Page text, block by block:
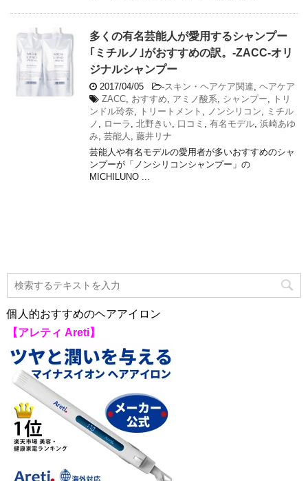
多くの有名芸能人が愛用するシャンプー
｢ミチルノ｣がおすすめの訳。-ZACC-オリ
ジナルシャンプー
2017/04/05 -スキン・ヘアケア関連 ヘアケア
ZACC おすすめ アミノ酸系 シャンプー
トリ
ンドル玲奈
トリートメント ノンシリコン
ミチル
ノ
ローラ 北野きい 口コミ 有名モデル 浜崎あゆ
み 芸能人
藤井リナ
芸能人や有名モデルの愛用者が多いおすすめのシャ
ンプーが「ノンシリコンシャンプー」の
MICHILUNO ...
個人的おすすめのヘアアイロン
【アレティ Areti】